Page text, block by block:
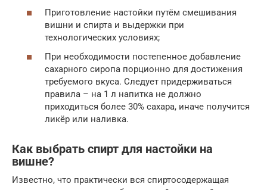
Приготовление настойки путём смешивания
вишни и спирта и выдержки при
технологических условиях;
При необходимости постепенное добавление
сахарного сиропа порционно для достижения
требуемого вкуса. Следует придерживаться
правила – на 1 л напитка не должно
приходиться более 30% сахара, иначе получится
ликёр или наливка.
Как выбрать спирт для настойки на
вишне?
Известно, что практически вся спиртосодержащая